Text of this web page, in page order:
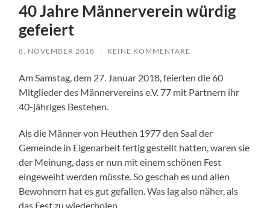
40 Jahre Männerverein würdig
gefeiert
8. NOVEMBER 2018 / KEINE KOMMENTARE
Am Samstag, dem 27. Januar 2018, feierten die 60
Mitglieder des Männervereins e.V. 77 mit Partnern ihr
40-jähriges Bestehen.
Als die Männer von Heuthen 1977 den Saal der
Gemeinde in Eigenarbeit fertig gestellt hatten, waren sie
der Meinung, dass er nun mit einem schönen Fest
eingeweiht werden müsste. So geschah es und allen
Bewohnern hat es gut gefallen. Was lag also näher, als
das Fest zu wiederholen.